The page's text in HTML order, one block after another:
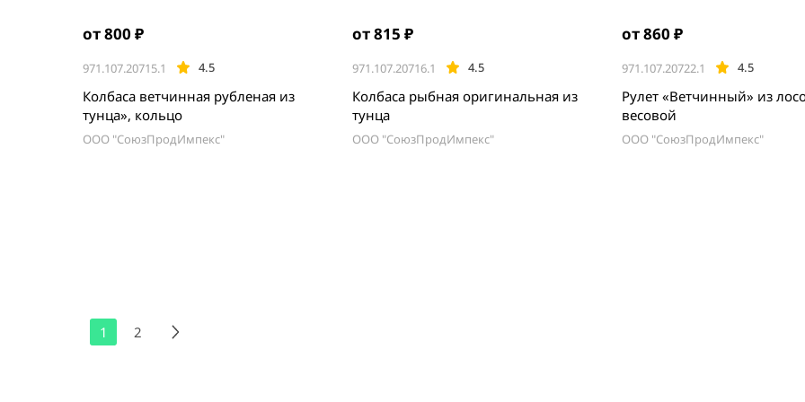
от 800 ₽
971.107.20715.1 4.5
Колбаса ветчинная рубленая из
тунца», кольцо
ООО "СоюзПродИмпекс"
от 815 ₽
971.107.20716.1 4.5
Колбаса рыбная оригинальная из
тунца
ООО "СоюзПродИмпекс"
от 860 ₽
971.107.20722.1 4.5
Рулет «Ветчинный» из
весовой
ООО "СоюзПродИмпекс"
1 2